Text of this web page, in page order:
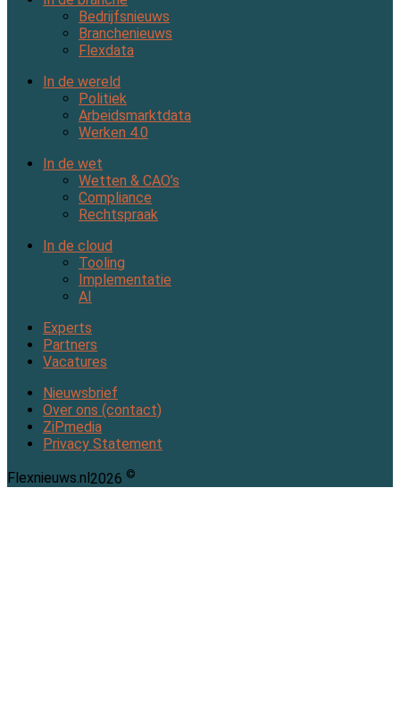
Bedrijfsnieuws
Branchenieuws
Flexdata
In de wereld
Politiek
Arbeidsmarktdata
Werken 4.0
In de wet
Wetten & CAO’s
Compliance
Rechtspraak
In de cloud
Tooling
Implementatie
AI
Experts
Partners
Vacatures
Nieuwsbrief
Over ons (contact)
ZiPmedia
Privacy Statement
Flexnieuws.nl 2026 ©